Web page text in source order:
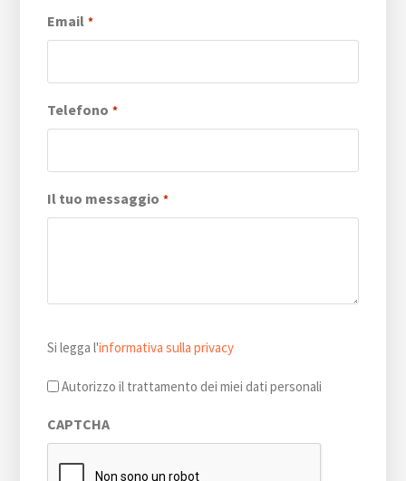
Email *
Telefono *
Il tuo messaggio *
legga
l'informativa
privacy
Si legga l'informativa sulla privacy
Autorizzo il trattamento dei miei dati personali
CAPTCHA